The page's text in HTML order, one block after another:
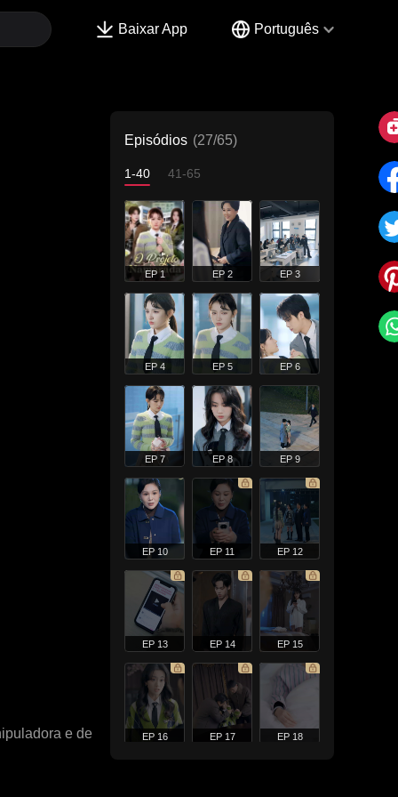
Baixar App Português
e de
Episódios (27/65)
1-40 41-65
EP 1 EP 2 EP 3
EP 4 EP 5 EP 6
EP 7 EP 8 EP 9
EP 10 EP 11 EP 12
EP 13 EP 14 EP 15
EP 16 EP 17 EP 18